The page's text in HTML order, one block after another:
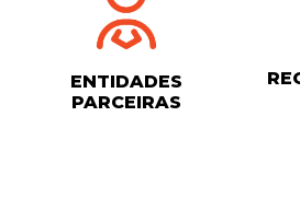
ENTIDADES
PARCEIRAS